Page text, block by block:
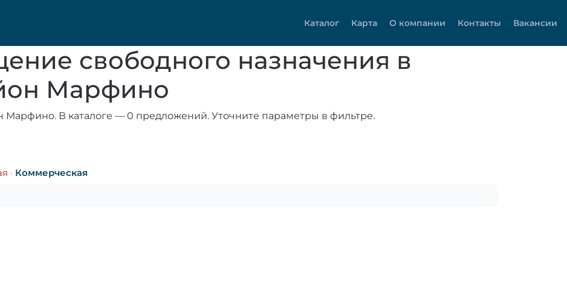
Каталог Карта О компании Контакты Вакансии
свободного назначения в
Марфино
В каталоге — 0 предложений. Уточните параметры в фильтре.
· Коммерческая